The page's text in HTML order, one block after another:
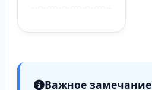
Важное замечание